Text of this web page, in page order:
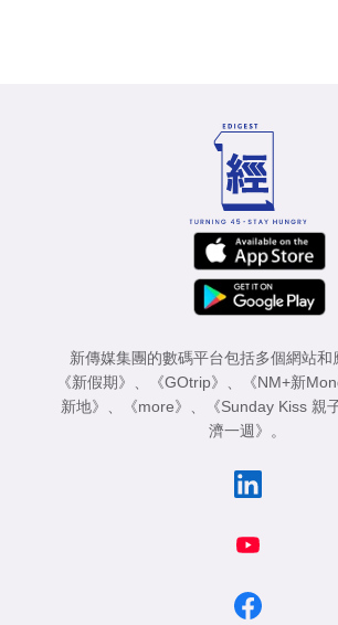
新傳媒集團的數碼平台包括多個網站和
《新假期》
《GOtrip》 《NM+新
新地》
《more》 《Sunday Kiss 親
濟一週》
。